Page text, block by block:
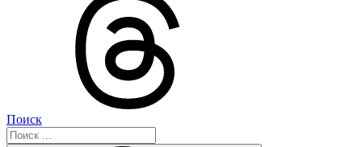
Поиск